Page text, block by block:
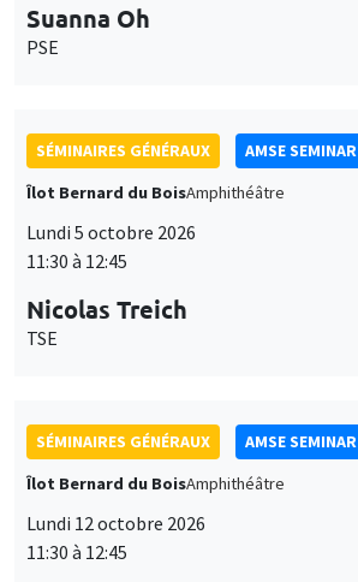
Suanna Oh
PSE
SÉMINAIRES GÉNÉRAUX
AMSE SEMINAR
Îlot Bernard du BoisAmphithéâtre
Lundi 5 octobre 2026
11:30 à 12:45
Nicolas Treich
TSE
SÉMINAIRES GÉNÉRAUX
AMSE SEMINAR
Îlot Bernard du BoisAmphithéâtre
Lundi 12 octobre 2026
11:30 à 12:45